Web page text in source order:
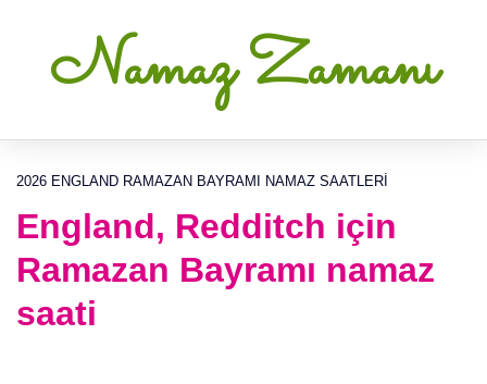
Namaz Zamanı
2026 ENGLAND RAMAZAN BAYRAMI NAMAZ SAATLERI
England, Redditch için
Ramazan Bayramı namaz
saati